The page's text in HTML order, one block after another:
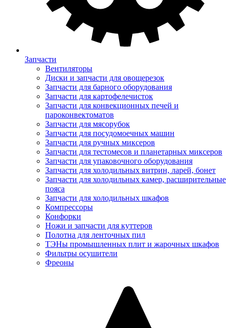
Запчасти
Вентиляторы
Диски и запчасти для овощерезок
Запчасти для барного оборудования
Запчасти для картофелечисток
Запчасти для конвекционных печей и
пароконвектоматов
Запчасти для мясорубок
Запчасти для посудомоечных машин
Запчасти для ручных миксеров
Запчасти для тестомесов и планетарных миксеров
Запчасти для упаковочного оборудования
Запчасти для холодильных витрин, ларей, бонет
Запчасти для холодильных камер, расширительные
пояса
Запчасти для холодильных шкафов
Компрессоры
Конфорки
Ножи и запчасти для куттеров
Полотна для ленточных пил
ТЭНы промышленных плит и жарочных шкафов
Фильтры осушители
Фреоны